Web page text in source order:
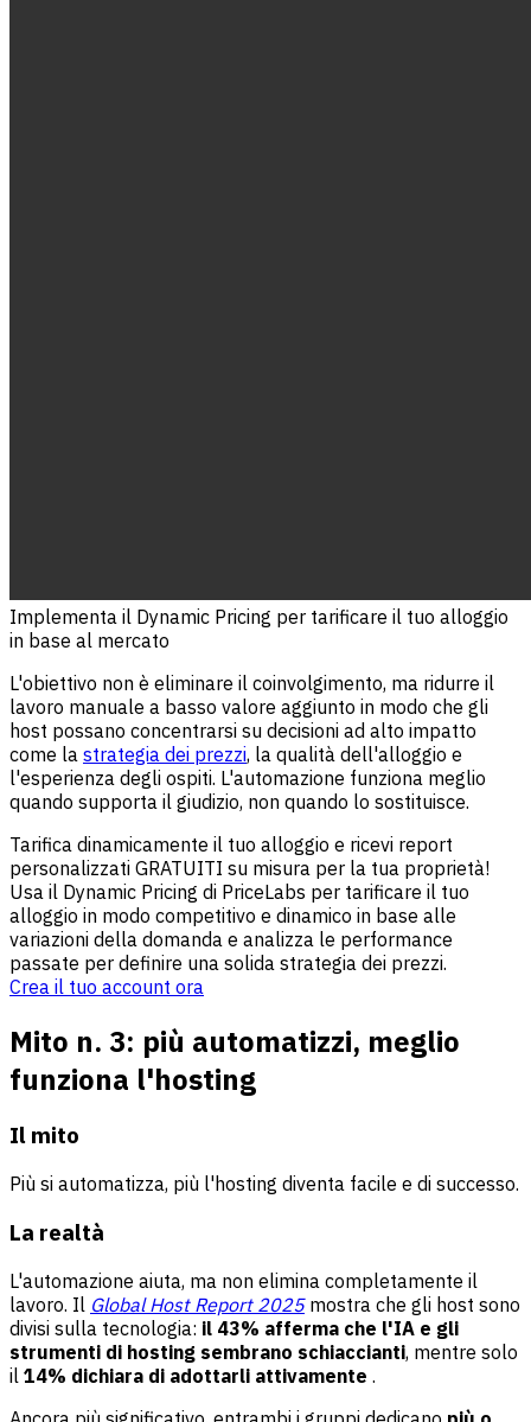
Implementa il Dynamic Pricing per tarificare il tuo alloggio
in base al mercato
L'obiettivo non è eliminare il coinvolgimento, ma ridurre il
lavoro manuale a basso valore aggiunto in modo che gli
host possano concentrarsi su decisioni ad alto impatto
come la strategia dei prezzi, la qualità dell'alloggio e
l'esperienza degli ospiti. L'automazione funziona meglio
quando supporta il giudizio, non quando lo sostituisce.
Tarifica dinamicamente il tuo alloggio e ricevi report
personalizzati GRATUITI su misura per la tua proprietà!
Usa il Dynamic Pricing di PriceLabs per tarificare il tuo
alloggio in modo competitivo e dinamico in base alle
variazioni della domanda e analizza le performance
passate per definire una solida strategia dei prezzi.
Crea il tuo account ora
Mito n. 3: più automatizzi, meglio
funziona l'hosting
Il mito
Più si automatizza, più l'hosting diventa facile e di successo.
La realtà
L'automazione aiuta, ma non elimina completamente il
lavoro. Il Global Host Report 2025mostra che gli host sono
divisi sulla tecnologia: il 43% afferma che l'IA e gli
strumenti di hosting sembrano schiaccianti, mentre solo
il 14% dichiara di adottarli attivamente .